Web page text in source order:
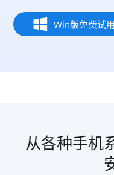
Win版免费试用
从各种手机